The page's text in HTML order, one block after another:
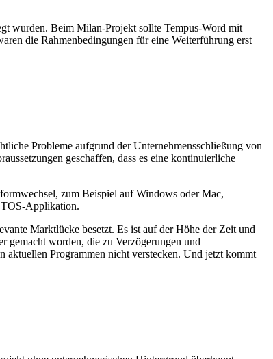
wurden. Beim Milan-Projekt sollte Tempus-Word mit
die Rahmenbedingungen für eine Weiterführung erst
Probleme aufgrund der Unternehmensschließung von
geschaffen, dass es eine kontinuierliche
zum Beispiel auf Windows oder Mac,
TOS-Applikation.
Marktlücke besetzt. Es ist auf der Höhe der Zeit und
gemacht worden, die zu Verzögerungen und
aktuellen Programmen nicht verstecken. Und jetzt kommt